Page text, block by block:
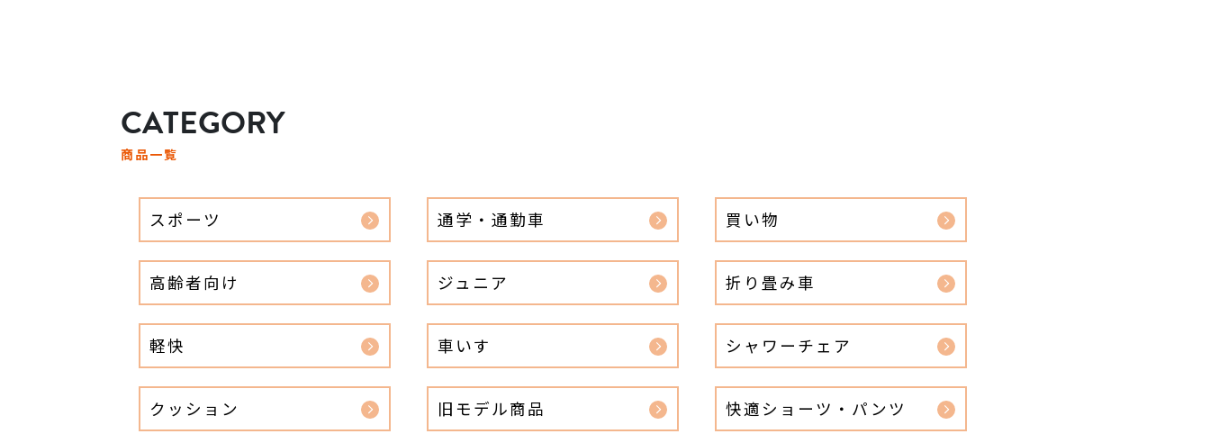
CATEGORY
商品一覧
スポーツ 通学・通勤車 買い物
高齢者向け ジュニア 折り畳み車
軽快 車いす シャワーチェア
クッション 旧モデル商品 快適ショーツ・パンツ